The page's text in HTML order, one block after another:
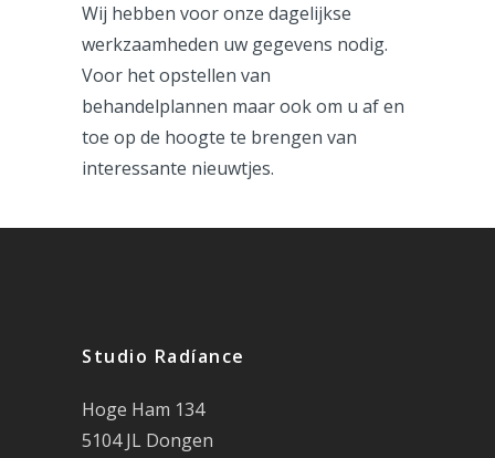
Wij hebben voor onze dagelijkse
werkzaamheden uw gegevens nodig.
Voor het opstellen van
behandelplannen maar ook om u af en
toe op de hoogte te brengen van
interessante nieuwtjes.
Studio Radíance
Hoge Ham 134
5104 JL Dongen